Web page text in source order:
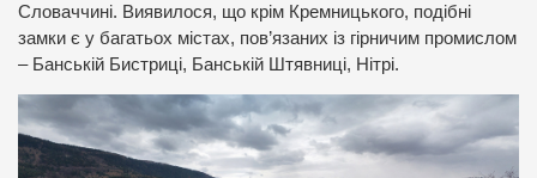
Словаччині. Виявилося, що крім Кремницького, подібні
замки є у багатьох містах, пов’язаних із гірничим промислом
– Банській Бистриці, Банській Штявниці, Нітрі.